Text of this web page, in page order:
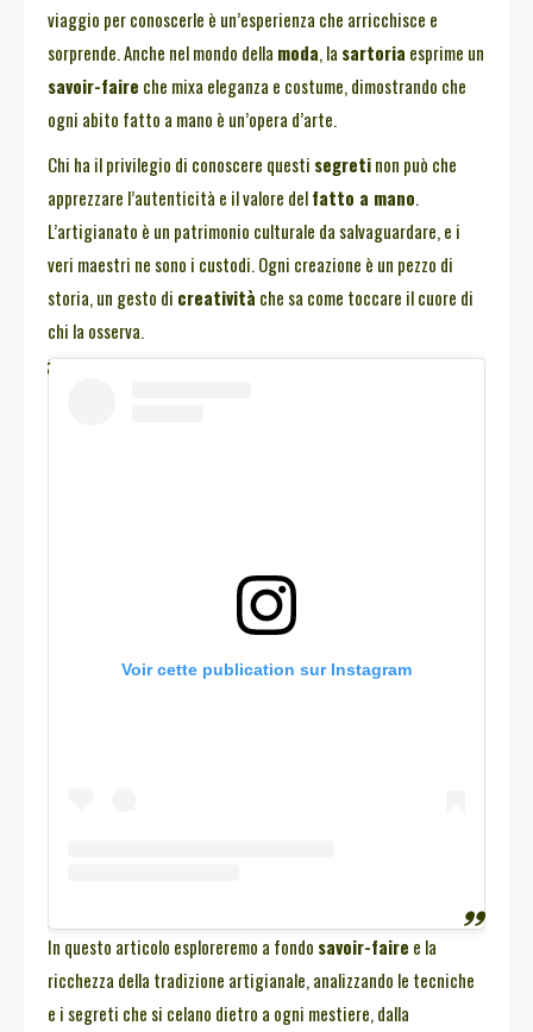
viaggio per conoscerle è un’esperienza che arricchisce e
sorprende. Anche nel mondo della moda, la sartoria esprime un
savoir-faire che mixa eleganza e costume, dimostrando che
ogni abito fatto a mano è un’opera d’arte.
Chi ha il privilegio di conoscere questi segretinon può che
apprezzare l’autenticità e il valore delfatto a mano.
L’artigianato è un patrimonio culturale da salvaguardare, e i
veri maestri ne sono i custodi. Ogni creazione è un pezzo di
storia, un gesto di creatività che sa come toccare il cuore di
chi la osserva.
Voir cette publication sur Instagram
In questo articolo esploreremo a fondo savoir-faire e la
ricchezza della tradizione artigianale, analizzando le tecniche
e i segreti che si celano dietro a ogni mestiere, dalla